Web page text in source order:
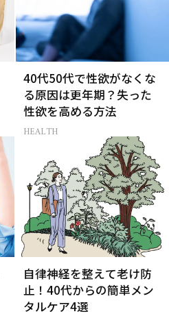
40代50代で性欲がなくな
る原因は更年期？失った
性欲を高める方法
HEALTH
自律神経を整えて老け防
止！40代からの簡単メン
タルケア4選